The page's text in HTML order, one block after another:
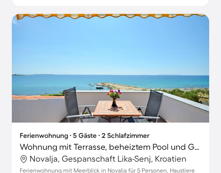
Ferienwohnung ∙ 5 Gäste ∙ 2 Schlafzimmer
Wohnung mit Terrasse, beheiztem Pool und Grill | Meerblick | Haustierfreundlich
Novalja, Gespanschaft Lika-Senj, Kroatien
Ferienwohnung mit Meerblick in Novalja für 5 Personen, Haustiere